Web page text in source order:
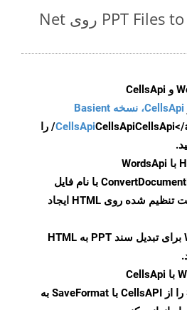
تبدیل ساده PPT Files to WEB روی Net
CellsApi، نسخه Basient
CellsApiCellsApi
CellsApi</aient/Client/ را
با نام فایل
محلی و فرمت تنظیم شده روی HTML ایجاد
از WordsApi برای تبدیل سند PPT به HTML
را از CellsAPI با SaveFormat به